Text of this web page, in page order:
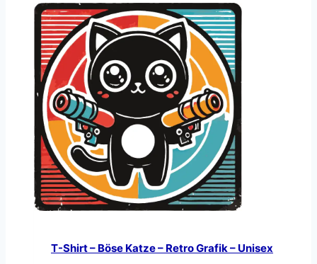
T-Shirt – Böse Katze – Retro Grafik – Unisex